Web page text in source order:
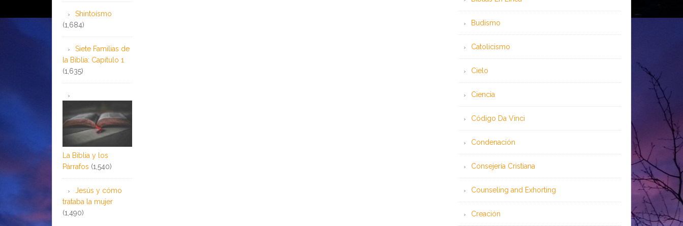
Budismo
Catolicismo
Cielo
Ciencia
Código Da Vinci
Condenación
Consejería Cristiana
Counseling and Exhorting
Creación
Shintoísmo
(1,684)
Siete Familias de
la Biblia: Capítulo 1
(1,635)
La Biblia y los
Párrafos (1,540)
Jesús y cómo
trataba la mujer
(1,490)